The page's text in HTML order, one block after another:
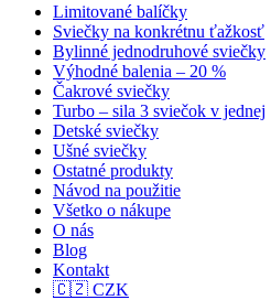
Limitované balíčky
Sviečky na konkrétnu ťažkosť
Bylinné jednodruhové sviečky
Výhodné balenia – 20 %
Čakrové sviečky
Turbo – sila 3 sviečok v jednej
Detské sviečky
Ušné sviečky
Ostatné produkty
Návod na použitie
Všetko o nákupe
O nás
Blog
Kontakt
🇨🇿 CZK